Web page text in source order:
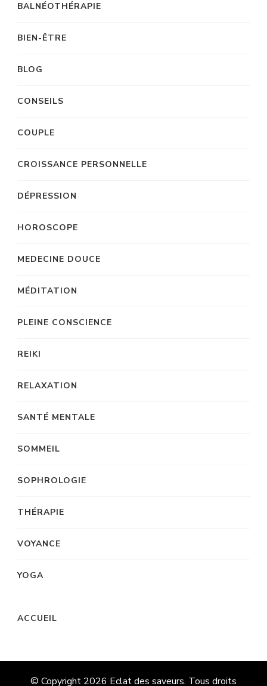
BALNÉOTHÉRAPIE
BIEN-ÊTRE
BLOG
CONSEILS
COUPLE
CROISSANCE PERSONNELLE
DÉPRESSION
HOROSCOPE
MEDECINE DOUCE
MÉDITATION
PLEINE CONSCIENCE
REIKI
RELAXATION
SANTÉ MENTALE
SOMMEIL
SOPHROLOGIE
THÉRAPIE
VOYANCE
YOGA
ACCUEIL
© Copyright 2026 Eclat des saveurs. Tous droits